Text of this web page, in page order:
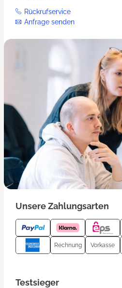
Rückrufservice
Anfrage senden
Unsere Zahlungsarten
Rechnung Vorkasse
Testsieger